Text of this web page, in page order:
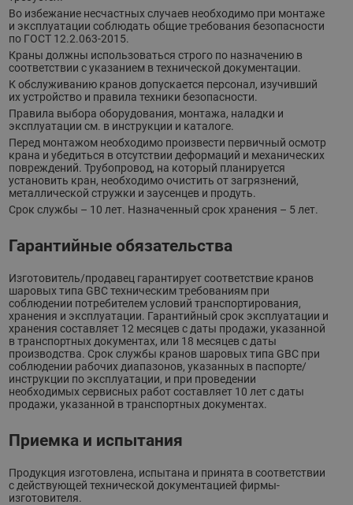
Во избежание несчастных случаев необходимо при монтаже
и эксплуатации соблюдать общие требования безопасности
по ГОСТ 12.2.063-2015.
Краны должны использоваться строго по назначению в
соответствии с указанием в технической документации.
К обслуживанию кранов допускается персонал, изучивший
их устройство и правила техники безопасности.
Правила выбора оборудования, монтажа, наладки и
эксплуатации см. в инструкции и каталоге.
Перед монтажом необходимо произвести первичный осмотр
крана и убедиться в отсутствии деформаций и механических
повреждений. Трубопровод, на который планируется
установить кран, необходимо очистить от загрязнений,
металлической стружки и заусенцев и продуть.
Срок службы – 10 лет. Назначенный срок хранения – 5 лет.
Гарантийные обязательства
Изготовитель/продавец гарантирует соответствие кранов
шаровых типа GBC техническим требованиям при
соблюдении потребителем условий транспортирования,
хранения и эксплуатации. Гарантийный срок эксплуатации и
хранения составляет 12 месяцев с даты продажи, указанной
в транспортных документах, или 18 месяцев с даты
производства. Срок службы кранов шаровых типа GBC при
соблюдении рабочих диапазонов, указанных в паспорте/
инструкции по эксплуатации, и при проведении
необходимых сервисных работ составляет 10 лет с даты
продажи, указанной в транспортных документах.
Приемка и испытания
Продукция изготовлена, испытана и принята в соответствии
с действующей технической документацией фирмы-
изготовителя.